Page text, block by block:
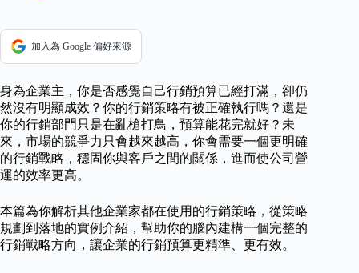
加入為 Google 偏好來源
身為企業主，你是否感覺自己行銷預算已經打滿，卻仍
然沒有明顯成效？你的行銷策略有被正確執行嗎？還是
你的行銷部門只是在亂槍打鳥，預算能花完就好？未
來，市場的競爭力只會越來越高，你會需要一個更明確
的行銷戰略，穩固你與客戶之間的關係，進而使公司營
運的效率更高。
本篇為你解析其他企業家都在使用的行銷策略，從策略
規劃到落地的實例介紹，幫助你的腦內建構一個完整的
行銷戰略方向，讓企業的行銷預算更精準、更有效。